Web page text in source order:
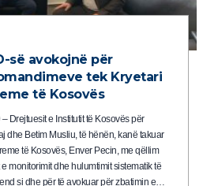
së avokojnë për
tek Kryetari
të Kosovës
Drejtuesit e Institutit të Kosovës për
dhe Betim Musliu, të hënën, kanë takuar
të Kosovës, Enver Pecin, me qëllim
monitorimit dhe hulumtimit sistematik të
si dhe për të avokuar për zbatimin e…